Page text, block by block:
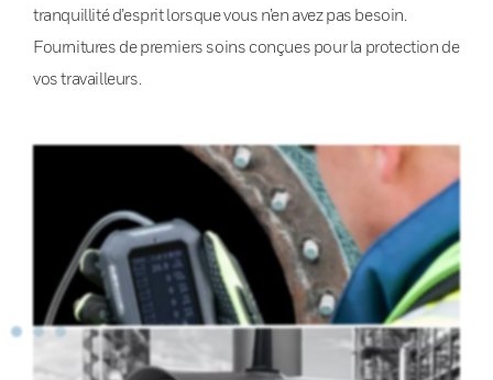
tranquillité d’esprit lorsque vous n’en avez pas besoin.
Fournitures de premiers soins conçues pour la protection de
vos travailleurs.